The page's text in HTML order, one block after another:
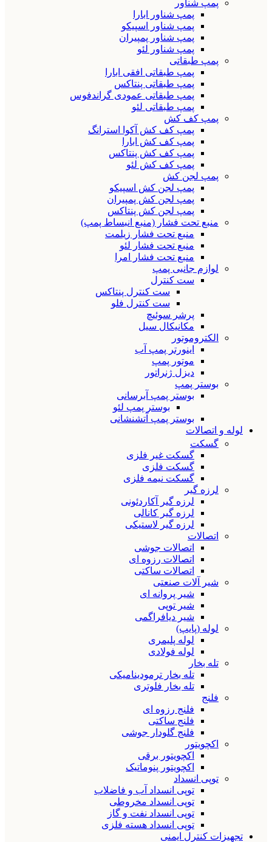
پمپ شناور
پمپ شناور ابارا
پمپ شناور اسپیکو
پمپ شناور پمپیران
پمپ شناور لئو
پمپ طبقاتی
پمپ طبقاتی افقی ابارا
پمپ طبقاتی پنتاکس
پمپ طبقاتی عمودی گراندفوس
پمپ طبقاتی لئو
پمپ کف کش
پمپ کف کش آکوا استرانگ
پمپ کف کش ابارا
پمپ کف کش پنتاکس
پمپ کف کش لئو
پمپ لجن کش
پمپ لجن کش اسپیکو
پمپ لجن کش پمپیران
پمپ لجن کش پنتاکس
منبع تحت فشار (منبع انبساط پمپ)
منبع تحت فشار زیلمت
منبع تحت فشار لئو
منبع تحت فشار امرا
لوازم جانبی پمپ
ست کنترل
ست کنترل پنتاکس
ست کنترل فلو
پرشر سوئیچ
مکانیکال سیل
الکتروموتور
اینورتر پمپ آب
موتور پمپ
دیزل ژنراتور
بوستر پمپ
بوستر پمپ آبرسانی
بوستر پمپ لئو
بوستر پمپ آتشنشانی
لوله و اتصالات
گسکت
گسکت غیر فلزی
گسکت فلزی
گسکت نیمه فلزی
لرزه گیر
لرزه گیر آکاردئونی
لرزه گیر کانالی
لرزه گیر لاستیکی
اتصالات
اتصالات جوشی
اتصالات رزوه ای
اتصالات ساکتی
شیر آلات صنعتی
شیر پروانه ای
شیر توپی
شیر دیافراگمی
لوله (پایپ)
لوله پلیمری
لوله فولادی
تله بخار
تله بخار ترمودینامیکی
تله بخار فلوتری
فلنج
فلنج رزوه ای
فلنج ساکتی
فلنج گلودار جوشی
اکچویتور
اکچویتور برقی
اکچویتور پنوماتیک
توپی انسداد
توپی انسداد آب و فاضلاب
توپی انسداد مخروطی
توپی انسداد نفت و گاز
توپی انسداد هسته فلزی
تجهیزات کنترل ایمنی